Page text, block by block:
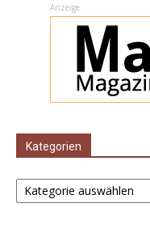
Anzeige
Kategorien
Kategorien